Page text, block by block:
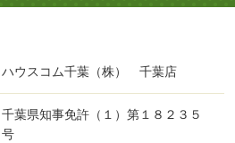
ハウスコム千葉（株） 千葉店
千葉県知事免許（１）第１８２３５
号